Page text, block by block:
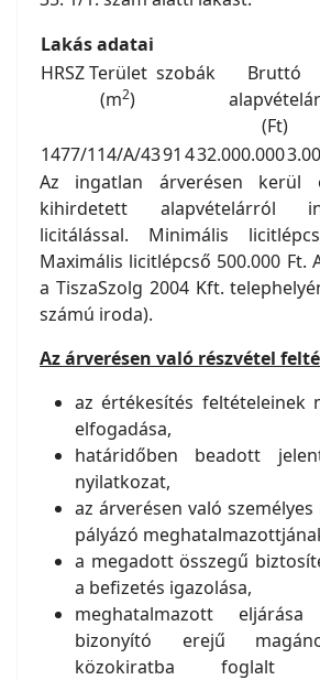
Lakás adatai
HRSZTerület
(m2)
szobák
Bruttó
alapvételár
(Ft)
1477/114/A/4391 432.000.000
Az ingatlan árverésen kerül
kihirdetett alapvételárról
licitálással. Minimális
Maximális licitlépcső 500.000 Ft.
a TiszaSzolg 2004 Kft.
számú iroda).
Az árverésen való részvétel
az értékesítés feltételeinek
elfogadása,
határidőben beadott
nyilatkozat,
az árverésen való
pályázó
a megadott összegű
a befizetés igazolása,
meghatalmazott
bizonyító erejű
közokiratba foglalt